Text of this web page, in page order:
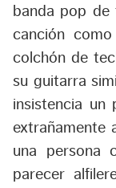
banda pop de
canción como
colchón de
su guitarra
insistencia un
extrañamente
una persona
parecer